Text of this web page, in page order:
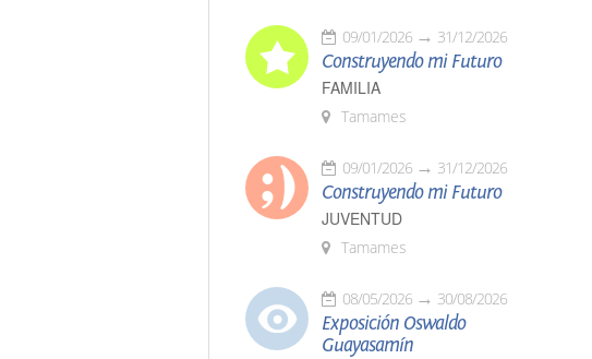
09/01/2026 31/12/2026
Construyendo mi Futuro
FAMILIA
Tamames
09/01/2026 31/12/2026
Construyendo mi Futuro
JUVENTUD
Tamames
08/05/2026 30/08/2026
Exposición Oswaldo
Guayasamín